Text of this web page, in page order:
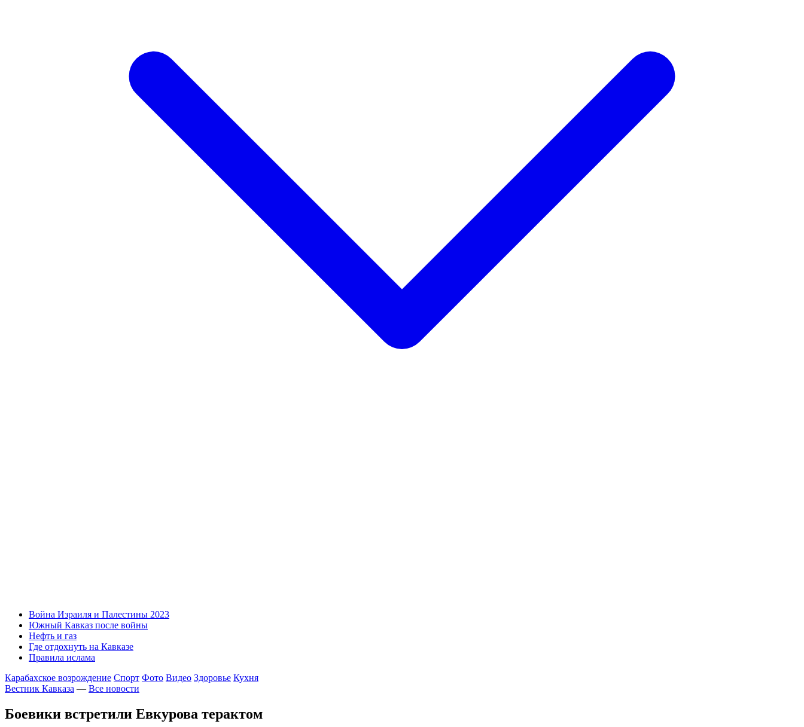
Война Израиля и Палестины 2023
Южный Кавказ после войны
Нефть и газ
Где отдохнуть на Кавказе
Правила ислама
Карабахское возрождение Спорт Фото Видео Здоровье Кухня
Вестник Кавказа — Все новости
Боевики встретили Евкурова терактом